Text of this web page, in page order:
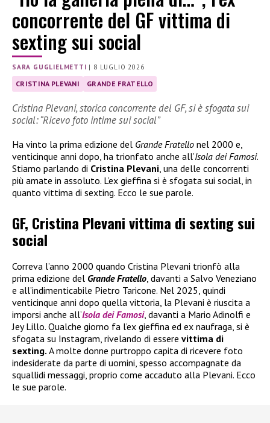
concorrente del GF vittima di
sexting sui social
SARA GUGLIELMETTI | 8 LUGLIO 2026
CRISTINA PLEVANI GRANDE FRATELLO
Cristina Plevani, storica concorrente del GF, si è sfogata sui
social: “Ricevo foto intime sui social”
Ha vinto la prima edizione del Grande Fratello nel 2000 e,
venticinque anni dopo, ha trionfato anche all’Isola dei Famosi.
Stiamo parlando di Cristina Plevani , una delle concorrenti
più amate in assoluto. L’ex gieffina si è sfogata sui social, in
quanto vittima di sexting. Ecco le sue parole.
GF, Cristina Plevani vittima di sexting sui
social
Correva l’anno 2000 quando Cristina Plevani trionfò alla
prima edizione del Grande Fratello , davanti a Salvo Veneziano
e all’indimenticabile Pietro Taricone. Nel 2025, quindi
venticinque anni dopo quella vittoria, la Plevani è riuscita a
imporsi anche all’Isola dei Famosi, davanti a Mario Adinolfi e
Jey Lillo. Qualche giorno fa l’ex gieffina ed ex naufraga, si è
sfogata su Instagram, rivelando di essere vittima di
sexting. A molte donne purtroppo capita di ricevere foto
indesiderate da parte di uomini, spesso accompagnate da
squallidi messaggi, proprio come accaduto alla Plevani. Ecco
le sue parole.